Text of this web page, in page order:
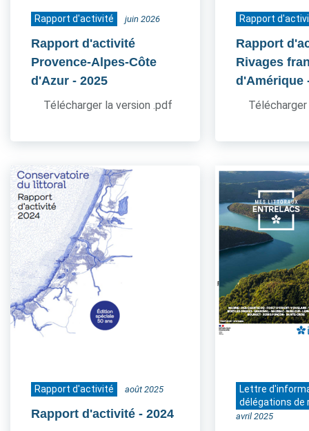
Rapport d'activité juin 2026
Rapport d'activité
Provence-Alpes-Côte
d'Azur - 2025
Télécharger la version .pdf
Rapport
Rapport
Rivages
d'Amérique
Rapport d'activité août 2025
Rapport d'activité - 2024
Lettre
délégations de
avril 2025